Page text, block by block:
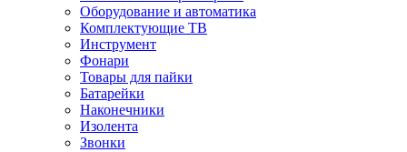
Оборудование и автоматика
Комплектующие ТВ
Инструмент
Фонари
Товары для пайки
Батарейки
Наконечники
Изолента
Звонки